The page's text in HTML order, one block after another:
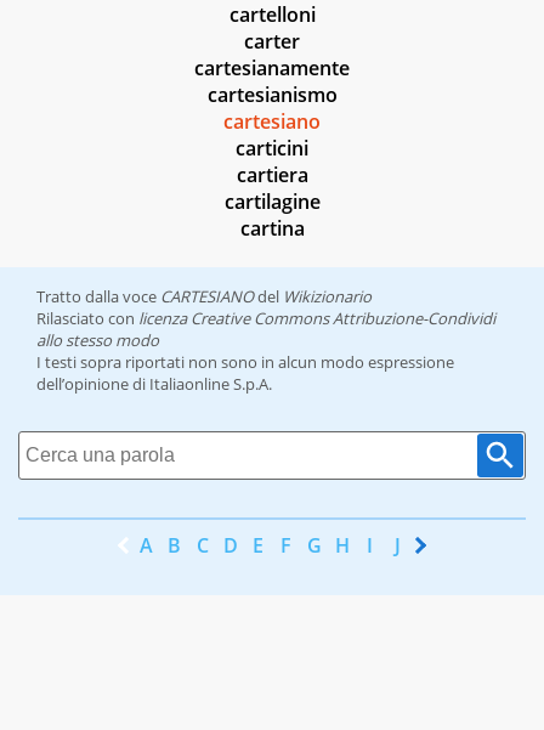
cartelloni
carter
cartesianamente
cartesianismo
cartesiano
carticini
cartiera
cartilagine
cartina
Tratto dalla voce CARTESIANOdel Wikizionario
Rilasciato con licenza Creative Commons Attribuzione-Condividi
allo stesso modo
I testi sopra riportati non sono in alcun modo espressione
dell’opinione di Italiaonline S.p.A.
A B C D E F G H I J K